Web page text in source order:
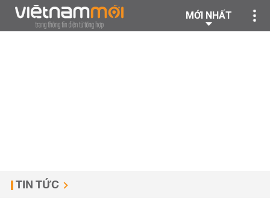
MỚI NHẤT
TIN TỨC